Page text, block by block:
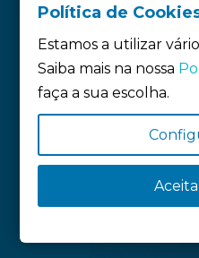
Política de Cookies
Política de
Estamos a utilizar
Saiba mais na nossa
faça a sua escolha.